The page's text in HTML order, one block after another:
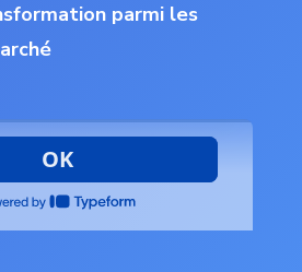
parmi les